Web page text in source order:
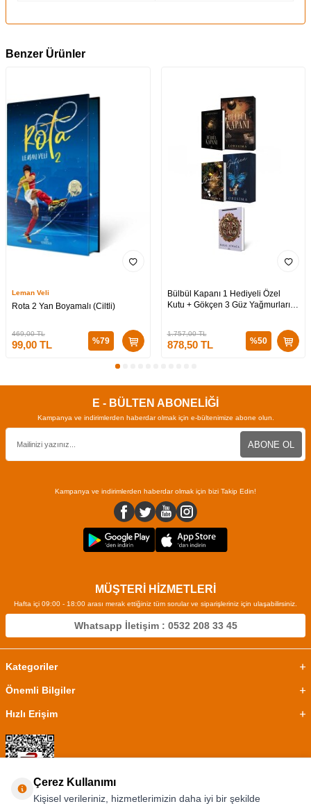
Benzer Ürünler
Leman Veli
Rota 2 Yan Boyamalı (Ciltli)
469,00TL
99,00 TL %79
Bülbül Kapanı 1 Hediyeli Özel
Kutu + Gökçen 3 Güz Yağmurları
1.757,00TL
878,50TL %50
E - BÜLTEN ABONELİĞİ
Kampanya ve indirimlerden haberdar olmak için e-bültenimize abone olun.
ABONE OL
Kampanya ve indirimlerden haberdar olmak için bizi Takip Edin!
MÜŞTERİ HİZMETLERİ
Hafta içi 09:00 - 18:00 arası merak ettiğiniz tüm sorular ve siparişleriniz için ulaşabilirsiniz.
Whatsapp İletişim : 0532 208 33 45
Kategoriler
Önemli Bilgiler
Hızlı Erişim
Çerez Kullanımı
Kişisel verileriniz, hizmetlerimizin daha iyi bir şekilde